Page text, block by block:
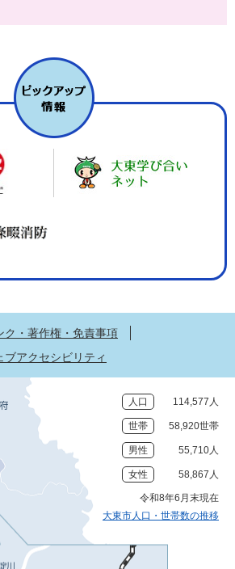
ク・著作権・免責事項
ブアクセシビリティ
人口 114,577人
世帯 58,920世帯
男性 55,710人
女性 58,867人
令和8年6月末現在
大東市人口・世帯数の推移